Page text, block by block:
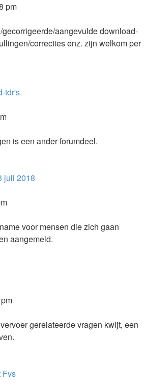
pm
aangevulde download-
correcties enz. zijn welkom per
tdr's
is een ander forumdeel.
juli 2018
voor mensen die zich gaan
aangemeld.
gerelateerde vragen kwijt, een
Fvs